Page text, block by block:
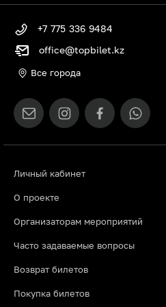
Личный кабинет
О проекте
Организаторам мероприятий
Часто задаваемые вопросы
Возврат билетов
Покупка билетов
+7 775 336 9484
office@topbilet.kz
Все города